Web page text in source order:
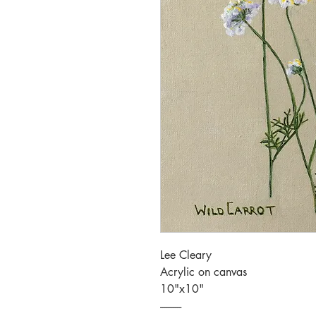
Lee Cleary
Acrylic on canvas
10"x10"
----------